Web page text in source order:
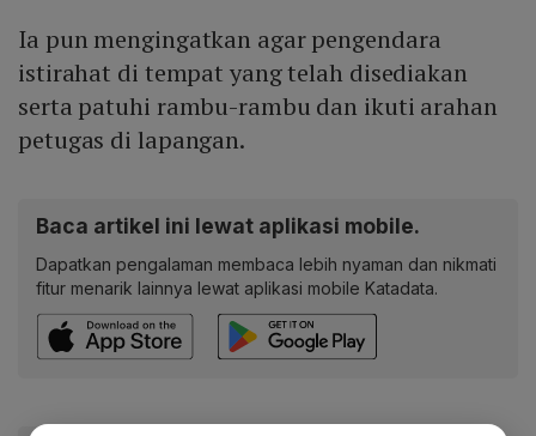
Ia pun mengingatkan agar pengendara
istirahat di tempat yang telah disediakan
serta patuhi rambu-rambu dan ikuti arahan
petugas di lapangan.
Baca artikel ini lewat aplikasi mobile.
Dapatkan pengalaman membaca lebih nyaman dan nikmati
fitur menarik lainnya lewat aplikasi mobile Katadata.